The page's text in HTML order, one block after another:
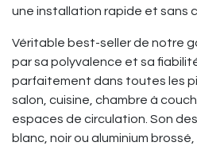
une installation rapide et sans
Véritable best-seller de notre
par sa polyvalence et sa
parfaitement dans toutes les
salon, cuisine, chambre à
espaces de circulation. Son
blanc, noir ou aluminium